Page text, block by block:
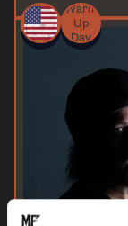
Warm
Up
Day